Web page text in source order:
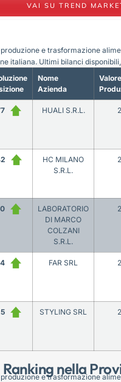
VAI SU TREND
Ranking nella
Nome
Azienda
Valore
HUALI S.R.L. 2
HC MILANO
S.R.L.
2
LABORATORIO
DI MARCO
COLZANI
S.R.L.
2
FAR SRL 2
STYLING SRL 2
e trasformazione
italiana. Ultimi bilanci
e trasformazione